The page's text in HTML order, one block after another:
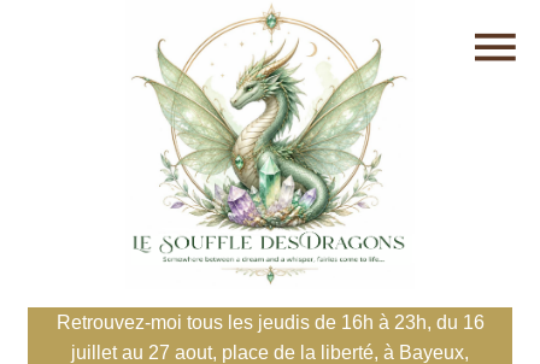
Retrouvez-moi tous les jeudis de 16h à 23h, du 16
juillet au 27 aout, place de la liberté, à Bayeux,